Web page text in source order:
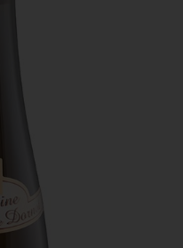
de Dornot
d’auxerrois et de
mon fils Hugo, qui a
l’infini. L’infini des
choses bien faites